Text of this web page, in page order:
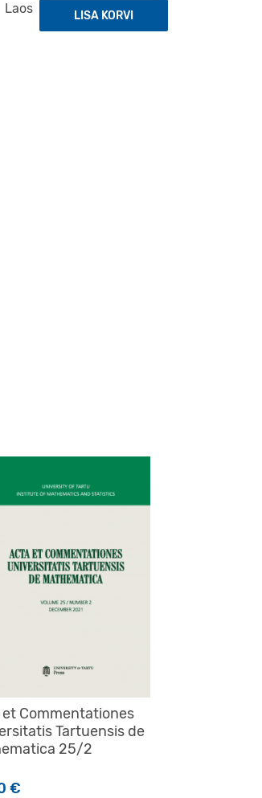
Laos
Acta et Commentationes
LISA KORVI
Commentationes
Tartuensis de
25/2
€